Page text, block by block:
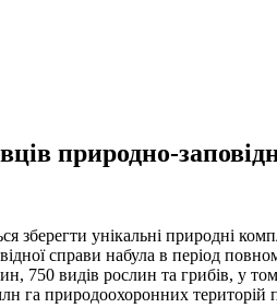
природно-
зберегти унікальні природні
справи набула в період
750 видів рослин та грибів, у
га природоохоронних територій